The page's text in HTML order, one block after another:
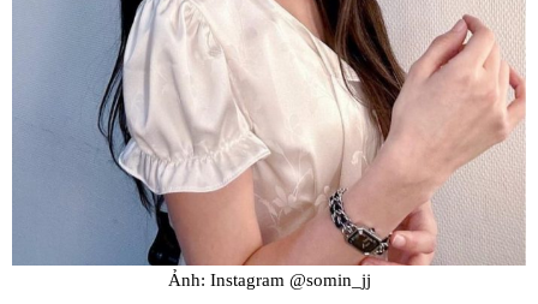
Ảnh: Instagram @somin_jj